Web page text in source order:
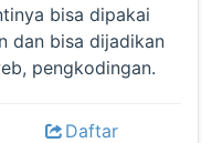
bisa dipakai
dan bisa dijadikan
pengkodingan.
Daftar